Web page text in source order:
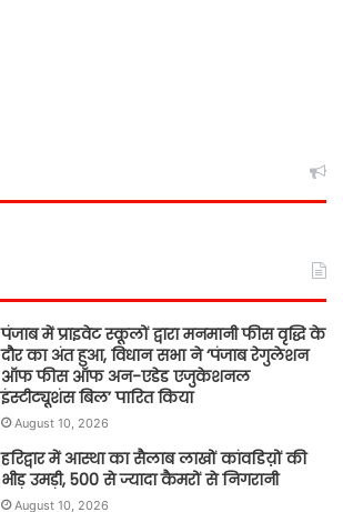
पंजाब में प्राइवेट स्कूलों द्वारा मनमानी फीस वृद्धि के
दौर का अंत हुआ, विधान सभा ने ‘पंजाब रेगुलेशन
ऑफ फीस ऑफ अन-एडेड एजुकेशनल
इंस्टीट्यूशंस बिल’ पारित किया
August 10, 2026
हरिद्वार में आस्था का सैलाब लाखों कांवडिय़ों की
भीड़ उमड़ी, 500 से ज्यादा कैमरों से निगरानी
August 10, 2026